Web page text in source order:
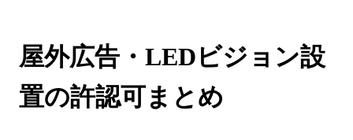
屋外広告・LEDビジョン設
置の許認可まとめ